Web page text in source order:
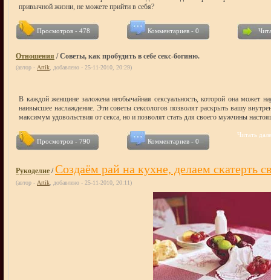
привычной жизни, не можете прийти в себя?
Просмотров - 478 Комментариев - 0
Отношения / Советы, как пробудить в себе секс-богиню.
(автор - Artik , добавлено - 25-11-2010, 20:29)
В каждой женщине заложена необычайная сексуальность, которой она может
наивысшее наслаждение. Эти советы сексологов позволят раскрыть вашу
максимум удовольствия от секса, но и позволят стать для своего мужчины
Просмотров - 790 Комментариев - 0
Читать
Рукоделие /Создаём рай на кухне, делаем скатерть
(автор - Artik , добавлено - 25-11-2010, 20:11)